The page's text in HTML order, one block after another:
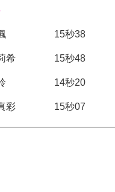
楓 15秒38
莉希 15秒48
鈴 14秒20
彩 15秒07